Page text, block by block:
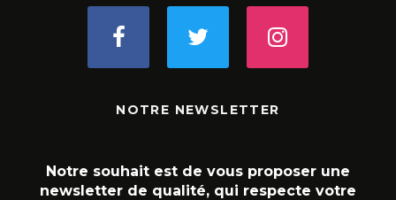
NOTRE NEWSLETTER
Notre souhait est de vous proposer une
newsletter de qualité, qui respecte votre